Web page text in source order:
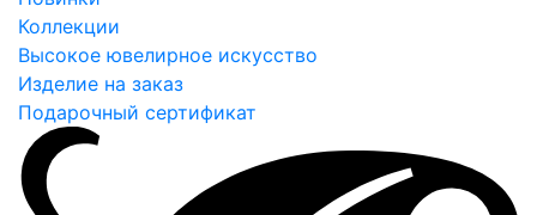
Коллекции
Высокое ювелирное искусство
Изделие на заказ
Подарочный сертификат